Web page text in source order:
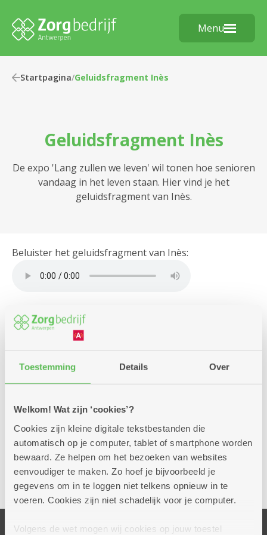
Toestemming Details Over
Welkom! Wat zijn ‘cookies’?
Cookies zijn kleine digitale tekstbestanden die
automatisch op je computer, tablet of smartphone worden
bewaard. Ze helpen om het bezoeken van websites
eenvoudiger te maken. Zo hoef je bijvoorbeeld je
gegevens om in te loggen niet telkens opnieuw in te
voeren. Cookies zijn niet schadelijk voor je computer.
Volgens de wet mogen wij cookies op jouw toestel
Menu
Startpagina/Geluidsfragment Inès
Geluidsfragment Inès
De expo 'Lang zullen we leven' wil tonen hoe senioren
vandaag in het leven staan. Hier vind je het
geluidsfragment van Inès.
Beluister het geluidsfragment van Inès:
De expo 'Lang zullen we leven' is geen gewone
fototentoonstelling. Ontdek de
portettenvan fotografe Greetje Van Buggenhout,
deverrassende verhalenerachter werden
ookaudiofragmentenbeluisteren.
Bezoek de expo 'Lang zullen we leven'
Delen
Onze diensten